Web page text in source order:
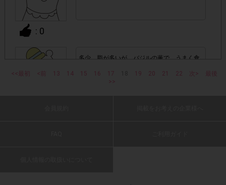
・レシート画像に
「対象商品名」「購入数」
▼レシート画像について
画像は、1つのアンケートにつき必ず1枚でお送りくだ
トを折り曲げ、撮影してください。
: 0
多少、脂が多いが、バジルの薫で、うまく食
(2021 年 10 月 5 日 よしこ・60 代・男性)
<<最初 <前 13 14 15 16 17 19 20 21 22 次>
最後
>>